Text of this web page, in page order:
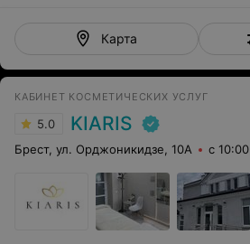
Карта
КАБИНЕТ КОСМЕТИЧЕСКИХ УСЛУГ
5.0 KIARIS
Брест, ул. Орджоникидзе, 10А с 10:00